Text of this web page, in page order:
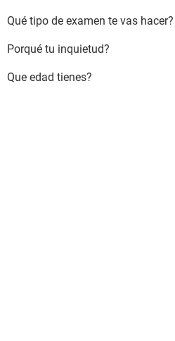
Qué tipo de examen te vas hacer?
Porqué tu inquietud?
Que edad tienes?